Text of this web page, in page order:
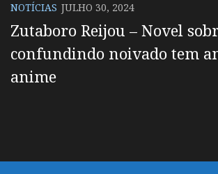
NOTÍCIAS JULHO 30, 2024
Zutaboro Reijou – Novel
confundindo noivado tem
anime